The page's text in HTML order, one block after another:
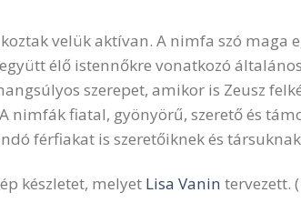
velük aktívan. A nimfa szó maga
élő istennőkre vonatkozó általános
szerepet, amikor is Zeusz
nimfák fiatal, gyönyörű, szerető és
férfiakat is szeretőiknek és
készletet, melyet Lisa Vanin tervezett.